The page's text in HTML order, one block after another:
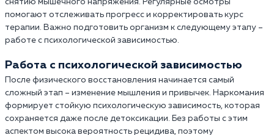
снятию мышечного напряжения. Регулярные осмотры
помогают отслеживать прогресс и корректировать курс
терапии. Важно подготовить организм к следующему этапу –
работе с психологической зависимостью.
Работа с психологической зависимостью
После физического восстановления начинается самый
сложный этап – изменение мышления и привычек. Наркомания
формирует стойкую психологическую зависимость, которая
сохраняется даже после детоксикации. Без работы с этим
аспектом высока вероятность рецидива, поэтому